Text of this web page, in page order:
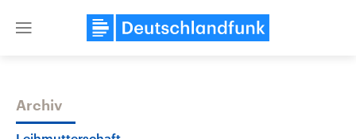
Close
Themen
Archiv